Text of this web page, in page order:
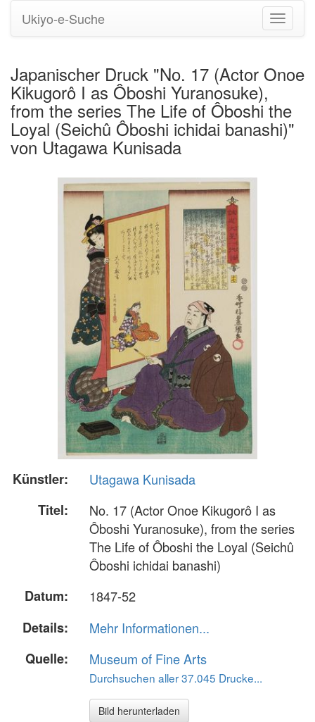
Ukiyo-e-Suche
Japanischer Druck "No. 17 (Actor Onoe
Kikugorô I as Ôboshi Yuranosuke),
from the series The Life of Ôboshi the
Loyal (Seichû Ôboshi ichidai banashi)"
von Utagawa Kunisada
Künstler:
Utagawa Kunisada
Titel:
No. 17 (Actor Onoe Kikugorô I as
Ôboshi Yuranosuke), from the series
The Life of Ôboshi the Loyal (Seichû
Ôboshi ichidai banashi)
Datum:
1847-52
Details:
Mehr Informationen...
Quelle:
Museum of Fine Arts
Durchsuchen aller 37.045 Drucke...
Bild herunterladen